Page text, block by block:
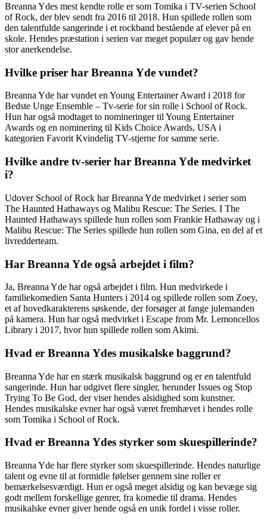
Breanna Ydes mest kendte rolle er som Tomika i TV-serien School
of Rock, der blev sendt fra 2016 til 2018. Hun spillede rollen som
den talentfulde sangerinde i et rockband bestående af elever på en
skole. Hendes præstation i serien var meget populær og gav hende
stor anerkendelse.
Hvilke priser har Breanna Yde vundet?
Breanna Yde har vundet en Young Entertainer Award i 2018 for
Bedste Unge Ensemble – Tv-serie for sin rolle i School of Rock.
Hun har også modtaget to nomineringer til Young Entertainer
Awards og en nominering til Kids Choice Awards, USA i
kategorien Favorit Kvindelig TV-stjerne for samme serie.
Hvilke andre tv-serier har Breanna Yde medvirket
i?
Udover School of Rock har Breanna Yde medvirket i serier som
The Haunted Hathaways og Malibu Rescue: The Series. I The
Haunted Hathaways spillede hun rollen som Frankie Hathaway og i
Malibu Rescue: The Series spillede hun rollen som Gina, en del af et
livredderteam.
Har Breanna Yde også arbejdet i film?
Ja, Breanna Yde har også arbejdet i film. Hun medvirkede i
familiekomedien Santa Hunters i 2014 og spillede rollen som Zoey,
et af hovedkarakterens søskende, der forsøger at fange julemanden
på kamera. Hun har også medvirket i Escape from Mr. Lemoncellos
Library i 2017, hvor hun spillede rollen som Akimi.
Hvad er Breanna Ydes musikalske baggrund?
Breanna Yde har en stærk musikalsk baggrund og er en talentfuld
sangerinde. Hun har udgivet flere singler, herunder Issues og Stop
Trying To Be God, der viser hendes alsidighed som kunstner.
Hendes musikalske evner har også været fremhævet i hendes rolle
som Tomika i School of Rock.
Hvad er Breanna Ydes styrker som skuespillerinde?
Breanna Yde har flere styrker som skuespillerinde. Hendes naturlige
talent og evne til at formidle følelser gennem sine roller er
bemærkelsesværdigt. Hun er også meget alsidig og kan bevæge sig
godt mellem forskellige genrer, fra komedie til drama. Hendes
musikalske evner giver hende også en unik fordel i visse roller.